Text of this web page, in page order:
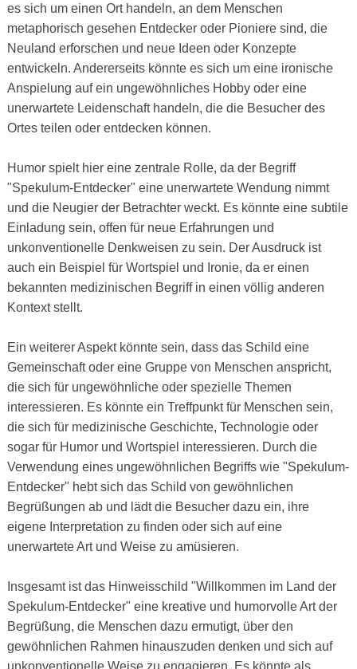
es sich um einen Ort handeln, an dem Menschen
metaphorisch gesehen Entdecker oder Pioniere sind, die
Neuland erforschen und neue Ideen oder Konzepte
entwickeln. Andererseits könnte es sich um eine ironische
Anspielung auf ein ungewöhnliches Hobby oder eine
unerwartete Leidenschaft handeln, die die Besucher des
Ortes teilen oder entdecken können.
Humor spielt hier eine zentrale Rolle, da der Begriff
"Spekulum-Entdecker" eine unerwartete Wendung nimmt
und die Neugier der Betrachter weckt. Es könnte eine subtile
Einladung sein, offen für neue Erfahrungen und
unkonventionelle Denkweisen zu sein. Der Ausdruck ist
auch ein Beispiel für Wortspiel und Ironie, da er einen
bekannten medizinischen Begriff in einen völlig anderen
Kontext stellt.
Ein weiterer Aspekt könnte sein, dass das Schild eine
Gemeinschaft oder eine Gruppe von Menschen anspricht,
die sich für ungewöhnliche oder spezielle Themen
interessieren. Es könnte ein Treffpunkt für Menschen sein,
die sich für medizinische Geschichte, Technologie oder
sogar für Humor und Wortspiel interessieren. Durch die
Verwendung eines ungewöhnlichen Begriffs wie "Spekulum-
Entdecker" hebt sich das Schild von gewöhnlichen
Begrüßungen ab und lädt die Besucher dazu ein, ihre
eigene Interpretation zu finden oder sich auf eine
unerwartete Art und Weise zu amüsieren.
Insgesamt ist das Hinweisschild "Willkommen im Land der
Spekulum-Entdecker" eine kreative und humorvolle Art der
Begrüßung, die Menschen dazu ermutigt, über den
gewöhnlichen Rahmen hinauszuden denken und sich auf
unkonventionelle Weise zu engagieren. Es könnte als